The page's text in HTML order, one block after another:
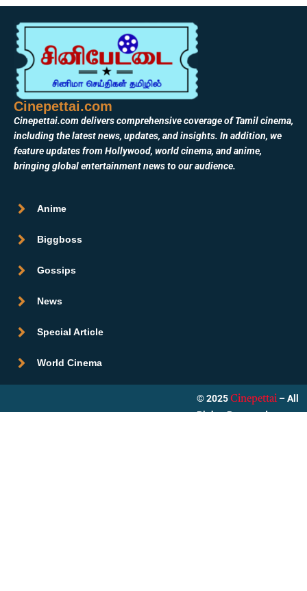
Cinepettai.com
Cinepettai.com delivers comprehensive coverage of Tamil cinema,
including the latest news, updates, and insights. In addition, we
feature updates from Hollywood, world cinema, and anime,
bringing global entertainment news to our audience.
Anime
Biggboss
Gossips
News
Special Article
World Cinema
© 2025 Cinepettai – All
Rights Reserved